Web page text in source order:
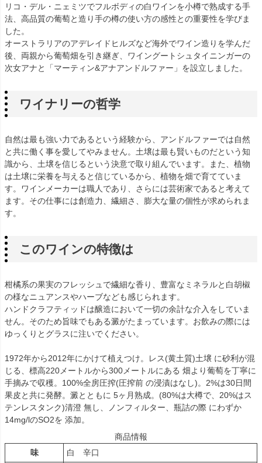
リコ・デル・ニェミツでフルボディの白ワインを小樽で熟成する手
法、高品質の葡萄と造り手の樽の使い方の感性との重要性を学びま
した。
オーストラリアのアデレイドヒルズなど海外でワイン造りを学んだ
後、両親から葡萄畑を引き継ぎ、ワイングートシュタイニンガーの
次女アナと「マーティン&アナアンドルファー」を設立しました。
ワイナリーの哲学
自然は最も強い力であるという経験から、アンドルファーでは自然
と共に働く事を愛してやみません。土壌は最も賢いものだという知
識から、土壌を信じるという決意で取り組んでいます。また、植物
は土壌に栄養を与えると信じているから、植物を畑で育てていま
す。ワインメーカーは職人であり、さらには芸術家であると考えて
ます。その仕事には創造力、繊細さ、膨大な量の個性が求められま
す。
このワインの特徴は
柑橘系の果実のフレッシュで繊細な香り、豊富なミネラルと白胡椒
の様なニュアンスやハーブなども感じられます。
ハンドクラフティッドは醸造において一切の余計な介入をしていま
せん。そのため旨味でもある澱がたまっています。お飲みの際には
ゆっくりとグラスに注いでください。
1972年から2012年にかけて植えつけ。レス(黄土質)土壌 に砂利が混
じる、標高220メートルから300メートルにある 畑より葡萄を丁寧に
手摘みで収穫。100%全房圧搾(圧搾前 の浸漬はなし)。2%は30日間
果皮と共に発酵。澱とともに 5ヶ月熟成。(80%は大樽で、20%はス
テンレスタンク)清澄 無し、ノンフィルター、瓶詰の際 にわずか
14mg/lのSO2を 添加。
商品情報
味
白 辛口